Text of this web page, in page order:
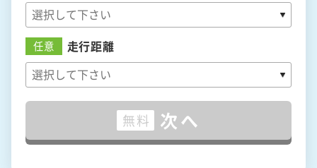
任意 走行距離
無料 次へ